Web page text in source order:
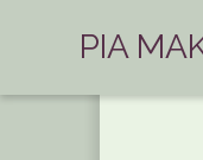
PIA